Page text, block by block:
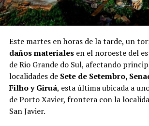
Este martes en horas de la tarde, un
daños materialesen el noroeste del
de Rio Grande do Sul, afectando
localidades de Sete de Setembro,
Filho y Giruá, esta última ubicada a
de Porto Xavier, frontera con la
San Javier.